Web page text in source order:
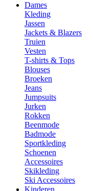
Dames
Kleding
Jassen
Jackets & Blazers
Truien
Vesten
T-shirts & Tops
Blouses
Broeken
Jeans
Jumpsuits
Jurken
Rokken
Beenmode
Badmode
Sportkleding
Schoenen
Accessoires
Skikleding
Ski Accessoires